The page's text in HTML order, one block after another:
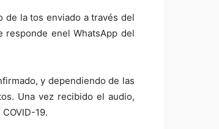
la tos enviado a través del
responde enel WhatsApp del
y dependiendo de las
Una vez recibido el audio,
19.